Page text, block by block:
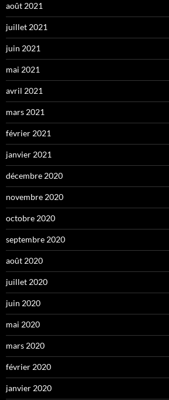
août 2021
juillet 2021
juin 2021
mai 2021
avril 2021
mars 2021
février 2021
janvier 2021
décembre 2020
novembre 2020
octobre 2020
septembre 2020
août 2020
juillet 2020
juin 2020
mai 2020
mars 2020
février 2020
janvier 2020